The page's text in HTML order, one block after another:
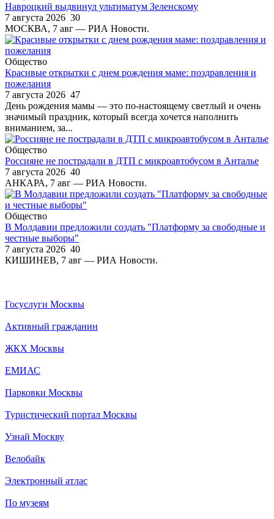
Навроцкий выдвинул ультиматум Зеленскому
7 августа 2026 30
МОСКВА, 7 авг — РИА Новости.
Общество
Красивые открытки с днем рождения маме: поздравления и
пожелания
7 августа 2026 47
День рождения мамы — это по-настоящему светлый и очень
значимый праздник, который всегда хочется наполнить
вниманием, за...
Общество
Россияне не пострадали в ДТП с микроавтобусом в Анталье
7 августа 2026 40
АНКАРА, 7 авг — РИА Новости.
Общество
В Молдавии предложили создать "Платформу за свободные и
честные выборы"
7 августа 2026 40
КИШИНЕВ, 7 авг — РИА Новости.
Госуслуги Москвы
Активный гражданин
ЖКХ Москвы
ЕМИАС
Парковки Москвы
Туристический портал Москвы
Узнай Москву
Велобайк
Электронный атлас
По музеям